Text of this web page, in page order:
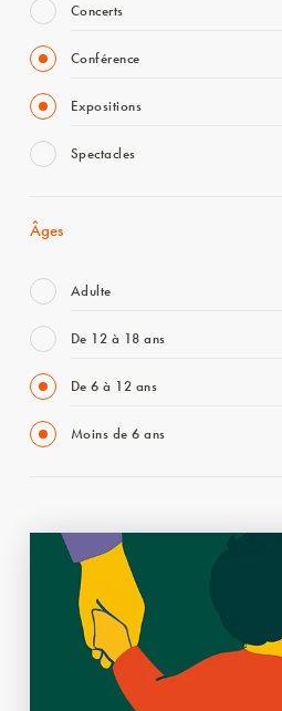
Concerts
Conférence
Expositions
Spectacles
Âges
Adulte
De 12 à 18 ans
De 6 à 12 ans
Moins de 6 ans